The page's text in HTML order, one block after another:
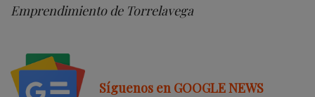
Emprendimiento de Torrelavega
Síguenos en GOOGLE NEWS